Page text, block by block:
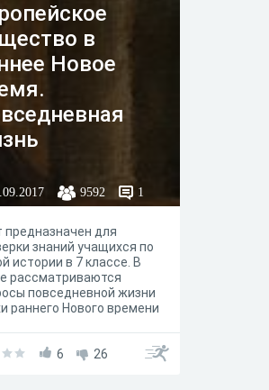
в
Новое
9592 1
предназначен для
знаний учащихся по
истории в 7 классе. В
рассматриваются
повседневной жизни
раннего Нового времени
6 26